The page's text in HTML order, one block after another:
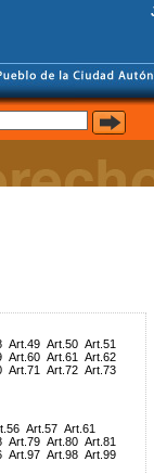
Art.49 Art.50 Art.51
Art.60 Art.61
Art.62
Art.71 Art.72 Art.73
Art.57 Art.61
Art.79 Art.80 Art.81
Art.97 Art.98 Art.99